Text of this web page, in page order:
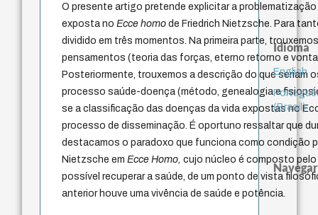
O presente artigo pretende explicitar a
exposta noEcce homode Friedrich Nietzsche. Para
dividido em três momentos. Na primeira parte,
pensamentos (teoria das forças, eterno retorno e
Posteriormente, trouxemos a descrição do que seriam
processo saúde-doença (método, genealogia e
se a classificação das doenças da vida expostas no
processo de disseminação. É oportuno ressaltar que
destacamos o paradoxo que funciona como condição
Nietzsche emEcce Homo,cujo núcleo é composto
possível recuperar a saúde, de um ponto de vista
anterior houve uma vivência de saúde e potência.
Idioma
English
(Brasil)
Navegar